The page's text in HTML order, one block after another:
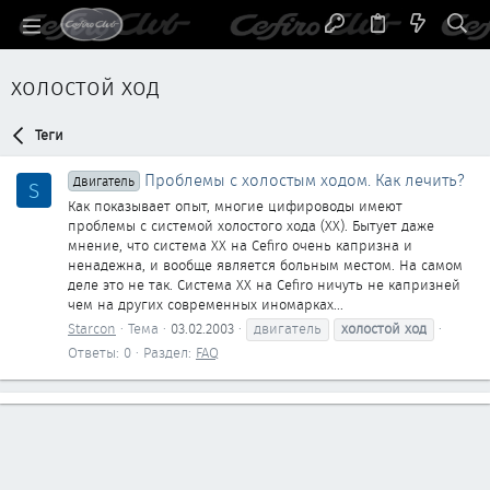
холостой ход
Теги
S Двигатель Проблемы с холостым ходом. Как лечить?
Как показывает опыт, многие цифироводы имеют
проблемы с системой холостого хода (ХХ). Бытует даже
мнение, что система ХХ на Cefiro очень капризна и
ненадежна, и вообще является больным местом. На самом
деле это не так. Система ХХ на Cefiro ничуть не капризней
чем на других современных иномарках...
Starcon
Тема 03.02.2003 двигатель холостой ход
Ответы: 0
Раздел: FAQ